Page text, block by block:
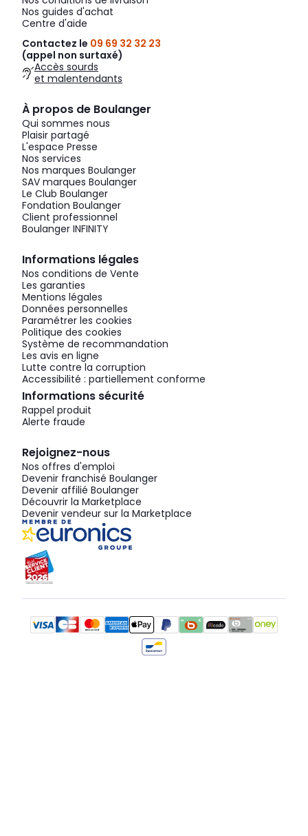
Nos guides d'achat
Centre d'aide
Contactez le 09 69 32 32 23
(appel non surtaxé)
Accès sourds
et malentendants
À propos de Boulanger
Qui sommes nous
Plaisir partagé
L'espace Presse
Nos services
Nos marques Boulanger
SAV marques Boulanger
Le Club Boulanger
Fondation Boulanger
Client professionnel
Boulanger INFINITY
Informations légales
Nos conditions de Vente
Les garanties
Mentions légales
Données personnelles
Paramétrer les cookies
Politique des cookies
Système de recommandation
Les avis en ligne
Lutte contre la corruption
Accessibilité : partiellement conforme
Informations sécurité
Rappel produit
Alerte fraude
Rejoignez-nous
Nos offres d'emploi
Devenir franchisé Boulanger
Devenir affilié Boulanger
Découvrir la Marketplace
Devenir vendeur sur la Marketplace